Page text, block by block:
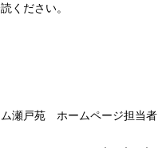
ください。
瀬戸苑 ホームページ担当者